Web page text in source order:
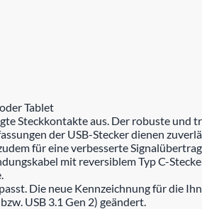
Tablet
Steckkontakte aus. Der robuste und
der USB-Stecker dienen
für eine verbesserte
mit reversiblem Typ C-
Die neue Kennzeichnung für die
USB 3.1 Gen 2) geändert.